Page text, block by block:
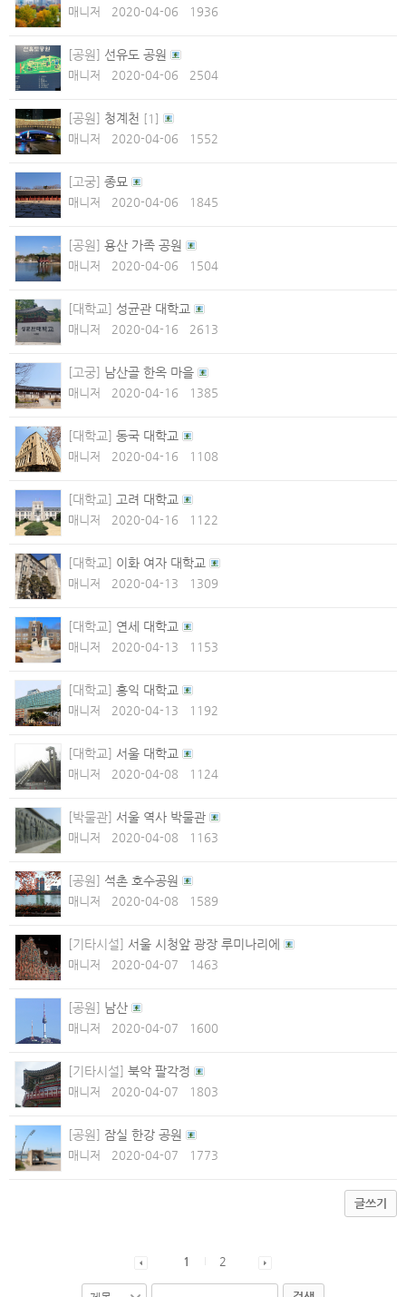
매니저 2020-04-06 1936
[공원] 선유도 공원
매니저 2020-04-06 2504
[공원] 청계천 [ 1 ]
매니저
2020-04-06 1552
[고궁] 종묘
매니저 2020-04-06 1845
[공원] 용산 가족 공원
매니저 2020-04-06 1504
[대학교] 성균관 대학교
매니저 2020-04-16 2613
[고궁] 남산골 한옥 마을
매니저 2020-04-16 1385
[대학교] 동국 대학교
매니저 2020-04-16 1108
[대학교] 고려 대학교
매니저 2020-04-16 1122
[대학교] 이화 여자 대학교
매니저 2020-04-13 1309
[대학교] 연세 대학교
매니저 2020-04-13 1153
[대학교] 홍익 대학교
매니저 2020-04-13 1192
[대학교] 서울 대학교
매니저 2020-04-08 1124
[박물관] 서울 역사 박물관
매니저 2020-04-08 1163
[공원] 석촌 호수공원
매니저 2020-04-08 1589
[기타시설] 서울 시청앞 광장 루미나리에
매니저 2020-04-07 1463
[공원] 남산
매니저 2020-04-07 1600
[기타시설] 북악 팔각정
매니저 2020-04-07 1803
[공원] 잠실 한강 공원
매니저 2020-04-07 1773
글쓰기
1 2